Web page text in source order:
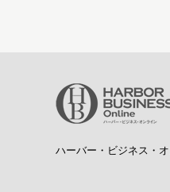
ハーバー・ビジネス・